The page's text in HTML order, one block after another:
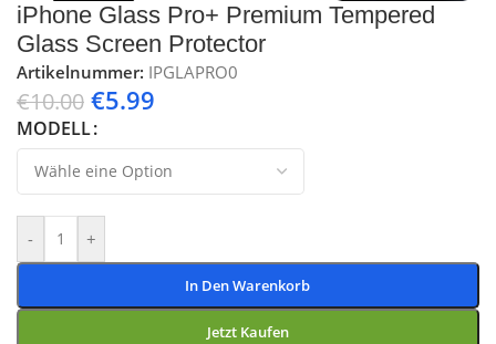
iPhone Glass Pro+ Premium Tempered
Glass Screen Protector
Artikelnummer: IPGLAPRO0
€10.00 €5.99
MODELL
- +
In Den Warenkorb
Jetzt Kaufen